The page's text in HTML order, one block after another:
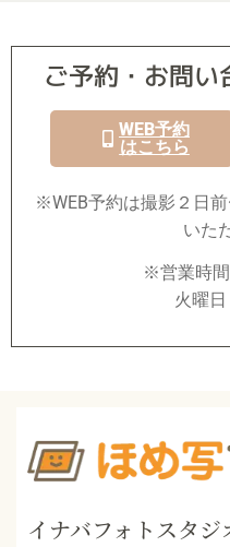
ご予約・お問い
WEB予約
はこちら
※WEB予約は撮影２日
いた
※営業時
火曜日
イナバフォトスタ